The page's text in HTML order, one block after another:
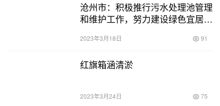
沧州市：积极推行污水处理池管理
和维护工作，努力建设绿色宜居城
2023年3月18日 91
红旗箱涵清淤
2023年3月24日 75